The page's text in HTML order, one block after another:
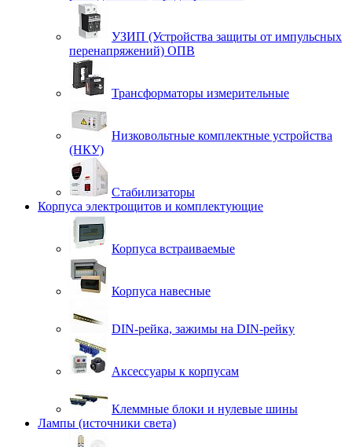
УЗИП (Устройства защиты от импульсных
перенапряжений) ОПВ
Трансформаторы измерительные
Низковольтные комплектные устройства
(НКУ)
Стабилизаторы
Корпуса электрощитов и комплектующие
Корпуса встраиваемые
Корпуса навесные
DIN-рейка, зажимы на DIN-рейку
Аксессуары к корпусам
Клеммные блоки и нулевые шины
Лампы (источники света)